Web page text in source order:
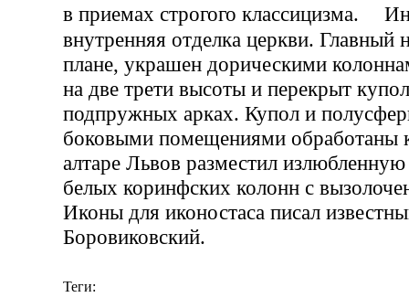
в приемах строгого классицизма.
внутренняя отделка церкви. Главный
плане, украшен дорическими
на две трети высоты и перекрыт
подпружных арках. Купол и
боковыми помещениями обработаны
алтаре Львов разместил
белых коринфских колонн с
Иконы для иконостаса писал
Боровиковский.
Теги: